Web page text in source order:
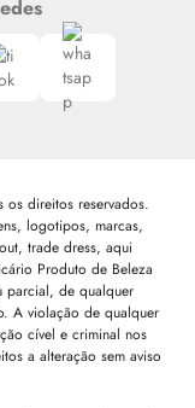
direitos reservados.
logotipos, marcas,
trade dress, aqui
Produto de Beleza
parcial, de qualquer
A violação de qualquer
cível e criminal nos
a alteração sem aviso